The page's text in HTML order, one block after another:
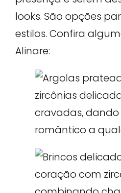
looks. São opções
estilos. Confira
Alinare: